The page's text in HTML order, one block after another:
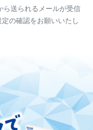
送られるメールが受信
の確認をお願いいたし